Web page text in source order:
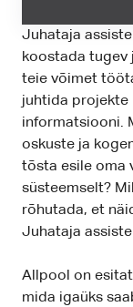
Juhataja
koostada tugev
teie võimet
juhtida projekte
informatsiooni.
oskuste ja
tõsta esile oma
süsteemselt?
rõhutada, et
Juhataja
Allpool on
mida igaüks